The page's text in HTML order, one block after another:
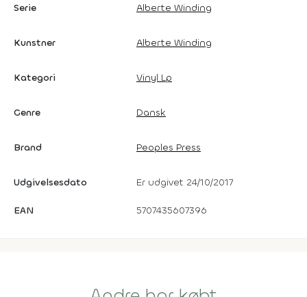
Serie Alberte Winding
Kunstner Alberte Winding
Kategori Vinyl Lp
Genre Dansk
Brand Peoples Press
Udgivelsesdato Er udgivet 24/10/2017
EAN 5707435607396